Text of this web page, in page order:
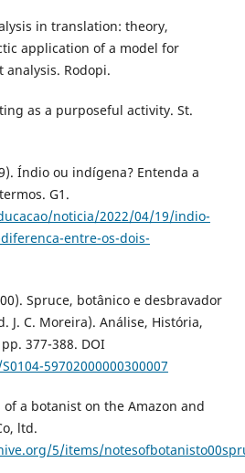
in translation: theory,
application of a model for
Rodopi.
as a purposeful activity. St.
Índio ou indígena? Entenda a
G1.
noticia/2022/04/19/indio-
entre-os-dois-
Spruce, botânico e desbravador
J. C. Moreira). Análise, História,
377-388. DOI
59702000000300007
of a botanist on the Amazon and
ltd.
5/items/